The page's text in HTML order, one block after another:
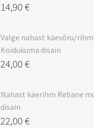
20,44 €
14,90 €
Valge nahast käevõru/
Koidukuma disain
24,00 €
Nahast käerihm Rebane
disain
22,00 €